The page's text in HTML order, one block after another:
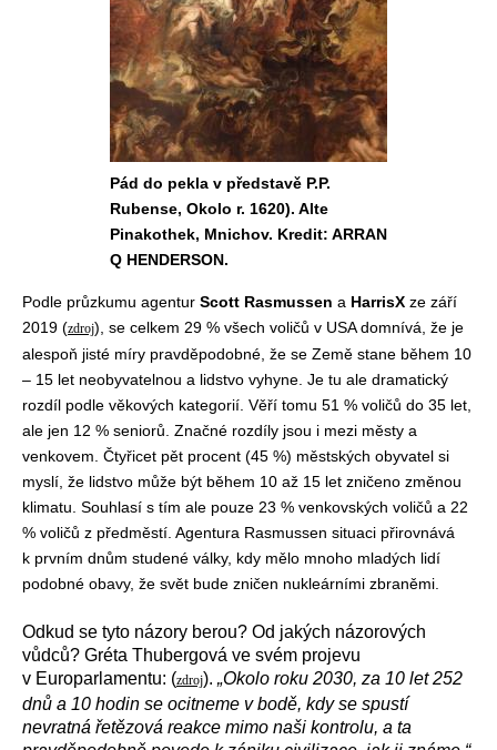
Pád do pekla v představě P.P.
Rubense, Okolo r. 1620). Alte
Pinakothek, Mnichov. Kredit: ARRAN
Q HENDERSON.
Podle průzkumu agentur Scott Rasmussen a HarrisX ze září
2019 (zdroj), se celkem 29 % všech voličů v USA domnívá, že je
alespoň jisté míry pravděpodobné, že se Země stane během 10
– 15 let neobyvatelnou a lidstvo vyhyne. Je tu ale dramatický
rozdíl podle věkových kategorií. Věří tomu 51 % voličů do 35 let,
ale jen 12 % seniorů. Značné rozdíly jsou i mezi městy a
venkovem. Čtyřicet pět procent (45 %) městských obyvatel si
myslí, že lidstvo může být během 10 až 15 let zničeno změnou
klimatu. Souhlasí s tím ale pouze 23 % venkovských voličů a 22
% voličů z předměstí. Agentura Rasmussen situaci přirovnává
k prvním dnům studené války, kdy mělo mnoho mladých lidí
podobné obavy, že svět bude zničen nukleárními zbraněmi.
Odkud se tyto názory berou? Od jakých názorových
vůdců? Gréta Thubergová ve svém projevu
v Europarlamentu: (zdroj). „Okolo roku 2030, za 10 let 252
dnů a 10 hodin se ocitneme v bodě, kdy se spustí
nevratná řetězová reakce mimo naši kontrolu, a ta